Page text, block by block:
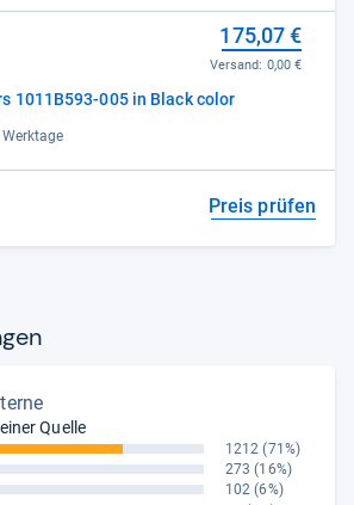
1011B593-005 in Black color
175,07 €
Versand: 0,00 €
Preis prüfen
Quelle
1212 (71%)
273 (16%)
102 (6%)